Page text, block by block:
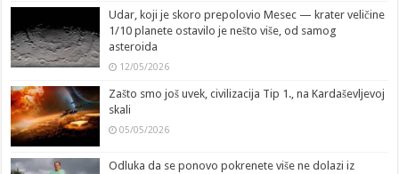
Udar, koji je skoro prepolovio Mesec — krater veličine
1/10 planete ostavilo je nešto više, od samog
asteroida
12/05/2026
Zašto smo još uvek, civilizacija Tip 1., na Kardaševljevoj
skali
05/05/2026
Odluka da se ponovo pokrenete više ne dolazi iz